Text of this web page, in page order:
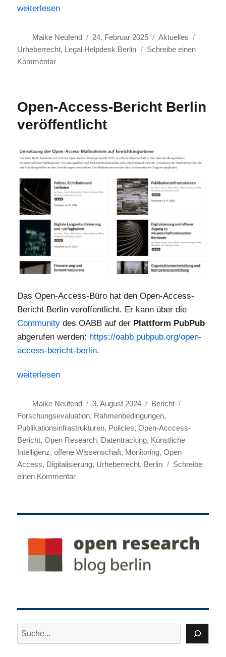
„Legal Helpdesk für Berliner Wissenschafts- und
weiterlesen
Autor
Maike Neufend
Veröffentlicht
am
24. Februar 2025 Kategorien
Aktuelles
Urheberrecht, Legal Helpdesk Berlin
Schreibe einen
Kommentarzu
Berliner
Wissenschafts-
Einrichtungen
im
Aufbau
Open-Access-Bericht Berlin
veröffentlicht
Das Open-Access-Büro hat den Open-Access-
Bericht Berlin veröffentlicht. Er kann über die
Community des OABB auf der Plattform PubPub
abgerufen werden: https://oabb.pubpub.org/open-
access-bericht-berlin.
„Open-Access-Bericht Berlin veröffentlicht“
weiterlesen
Autor
Maike Neufend
Veröffentlicht
am
3. August 2024 Kategorien
Bericht
Forschungsevaluation, Rahmenbedingungen,
Publikationsinfrastrukturen, Policies,Open-Acccess-
Bericht,Open Research, Datentracking, Künstliche
Intelligenz,offene Wissenschaft, Monitoring,Open
Access, Digitalisierung, Urheberrecht, Berlin
Schreibe
einen Kommentarzu
Bericht
Suchen